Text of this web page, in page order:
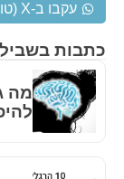
כתבות
מה
עקבו ב-X (טוויטר)